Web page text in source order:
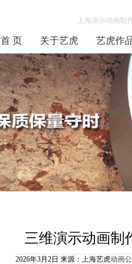
上海演示动画
首 页 关于艺虎 艺虎作
三维演示动画制
2026年3月2日 来源：上海艺虎动画公